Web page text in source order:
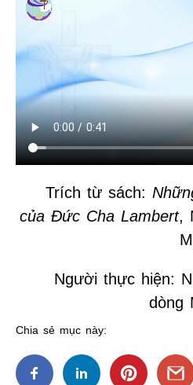
Trích từ sách:
của Đức Cha Lambert,
Người thực hiện:
dòng
Chia sẻ mục này: